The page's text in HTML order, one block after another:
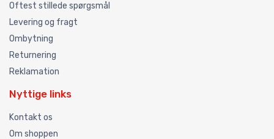
Oftest stillede spørgsmål
Levering og fragt
Ombytning
Returnering
Reklamation
Nyttige links
Kontakt os
Om shoppen